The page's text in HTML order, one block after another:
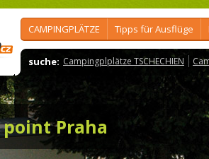
CAMPINGPLÄTZE Tipps für Ausflüge
suche: Campingplplätze TSCHECHIEN
Praha